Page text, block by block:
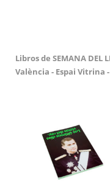
Libros de SEMANA
València - Espai Vitrina -